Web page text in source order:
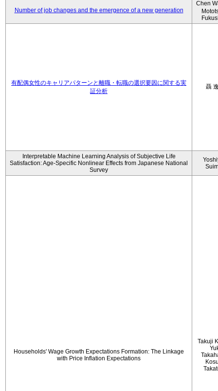
Number of job changes and the emergence of a new generation
Chen
有配偶女性のキャリアパターンと離職・転職の選択要因に関する実
証分析
聶
Interpretable Machine Learning Analysis of Subjective Life
Satisfaction: Age-Specific Nonlinear Effects from Japanese National
Survey
Households' Wage Growth Expectations Formation: The Linkage
with Price Inflation Expectations
Takuji